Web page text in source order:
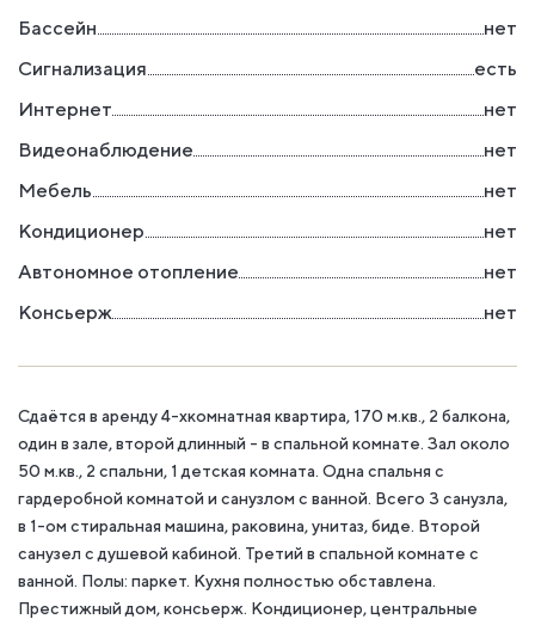
Бассейн
нет
Сигнализация
есть
Интернет
нет
Видеонаблюдение
нет
Мебель
нет
Кондиционер
нет
Автономное отопление
нет
Консьерж
нет
Сдаётся в аренду 4-хкомнатная квартира, 170 м.кв., 2 балкона,
один в зале, второй длинный - в спальной комнате. Зал около
50 м.кв., 2 спальни, 1 детская комната. Одна спальня с
гардеробной комнатой и санузлом с ванной. Всего 3 санузла,
в 1-ом стиральная машина, раковина, унитаз, биде. Второй
санузел с душевой кабиной. Третий в спальной комнате с
ванной. Полы: паркет. Кухня полностью обставлена.
Престижный дом, консьерж. Кондиционер, центральные